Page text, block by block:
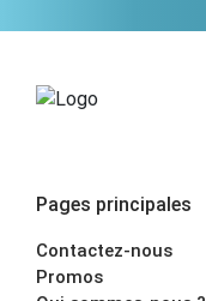
Pages principales
Contactez-nous
Promos